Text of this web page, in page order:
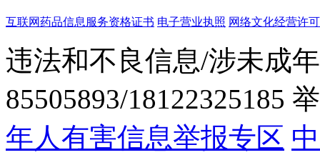
互联网药品信息服务资格证书 电子营业执照 网络文化经营许
违法和不良信息/涉未成
85505893/18122325185
年人有害信息举报专区